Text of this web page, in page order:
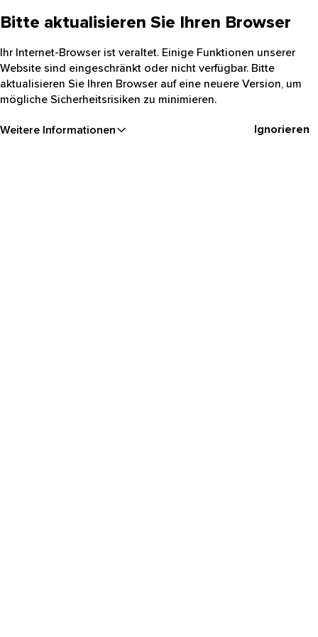
Bitte aktualisieren Sie Ihren Browser
Ihr Internet-Browser ist veraltet. Einige Funktionen unserer
Website sind eingeschränkt oder nicht verfügbar. Bitte
aktualisieren Sie Ihren Browser auf eine neuere Version, um
mögliche Sicherheitsrisiken zu minimieren.
Weitere Informationen Ignorieren